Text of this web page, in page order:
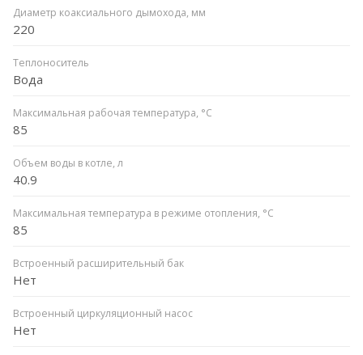
Диаметр коаксиального дымохода, мм
220
Теплоноситель
Вода
Максимальная рабочая температура, °C
85
Объем воды в котле, л
40.9
Максимальная температура в режиме отопления, °C
85
Встроенный расширительный бак
Нет
Встроенный циркуляционный насос
Нет